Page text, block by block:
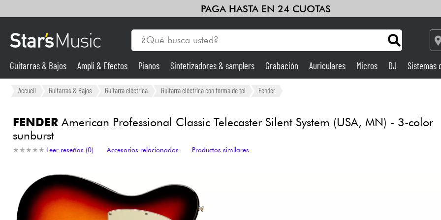
PAGA HASTA EN 24 CUOTAS
Guitarras & Bajos Ampli & Efectos
Sintetizadores & samplers Grabación
Micros
Violines y cuarteto
Guitarras & Bajos Ampli & Efectos Pianos Sintetizadores & samplers Grabación Auriculares Micros DJ Sistemas
Accueil Guitarras & Bajos Guitarra eléctrica Guitarra eléctrica con forma de tel Fender
FENDERAmerican Professional Classic Telecaster Silent System (USA, MN) - 3-color
sunburst
★ ★ ★ ★ ★
★ ★ ★ ★ ★ Leer reseñas (0) Accesorios relacionados Productos similares